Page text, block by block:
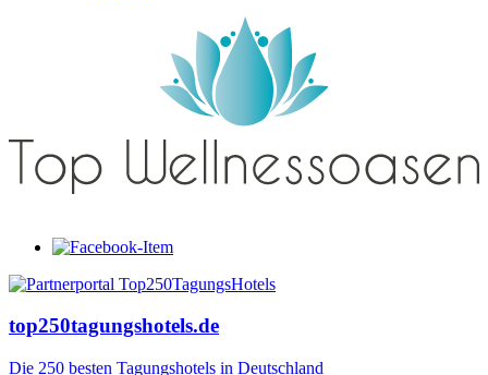
top250tagungshotels.de
Die 250 besten Tagungshotels in Deutschland